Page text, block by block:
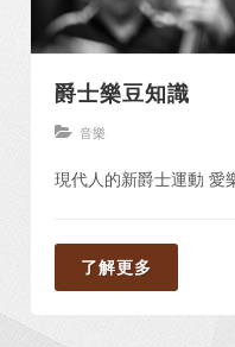
爵士樂豆知識
音樂
現代人的新爵士運動 愛
了解更多